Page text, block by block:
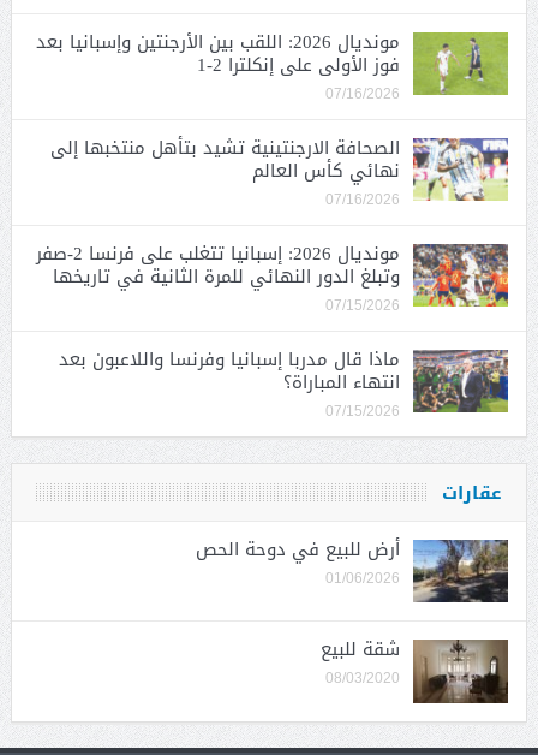
مونديال 2026: اللقب بين الأرجنتين وإسبانيا بعد
فوز الأولى على إنكلترا 2-1
07/16/2026
الصحافة الارجنتينية تشيد بتأهل منتخبها إلى
نهائي كأس العالم
07/16/2026
مونديال 2026: إسبانيا تتغلب على فرنسا 2-صفر
وتبلغ الدور النهائي للمرة الثانية في تاريخها
07/15/2026
ماذا قال مدربا إسبانيا وفرنسا واللاعبون بعد
انتهاء المباراة؟
07/15/2026
عقارات
أرض للبيع في دوحة الحص
01/06/2026
شقة للبيع
08/03/2020